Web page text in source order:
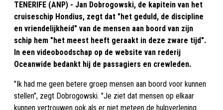
TENERIFE (ANP) - Jan Dobrogowski, de kapitein van het
cruiseschip Hondius, zegt dat "het geduld, de discipline
en vriendelijkheid" van de mensen aan boord van zijn
schip hem "het meest heeft geraakt in deze zware tijd".
In een videoboodschap op de website van rederij
Oceanwide bedankt hij de passagiers en crewleden.
"Ik had me geen betere groep mensen aan boord voor kunnen
stellen", zegt Dobrogowski. "Je ziet dat mensen op elkaar
kunnen vertrouwen ook als er niet meteen de hulpverlening